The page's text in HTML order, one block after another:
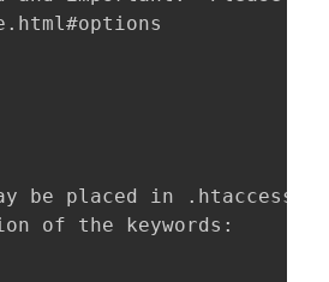
be placed in .htaccess
of the keywords: